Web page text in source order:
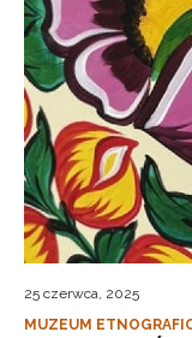
25 czerwca, 2025
MUZEUM